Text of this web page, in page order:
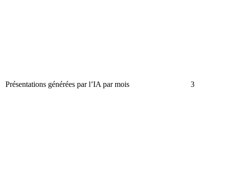
Présentations générées par l’IA par mois 3